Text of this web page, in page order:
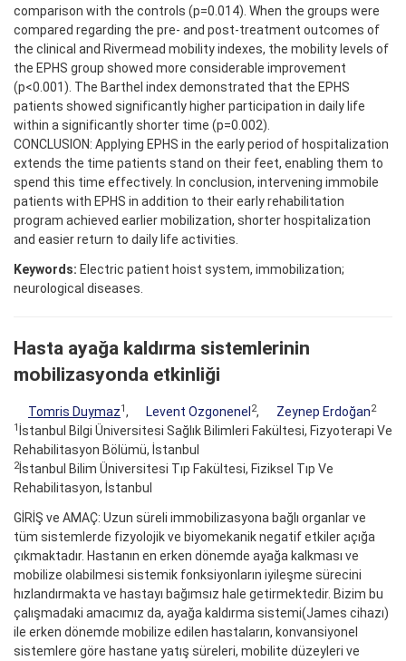
comparison with the controls (p=0.014). When the groups were
compared regarding the pre- and post-treatment outcomes of
the clinical and Rivermead mobility indexes, the mobility levels of
the EPHS group showed more considerable improvement
(p<0.001). The Barthel index demonstrated that the EPHS
patients showed significantly higher participation in daily life
within a significantly shorter time (p=0.002).
CONCLUSION: Applying EPHS in the early period of hospitalization
extends the time patients stand on their feet, enabling them to
spend this time effectively. In conclusion, intervening immobile
patients with EPHS in addition to their early rehabilitation
program achieved earlier mobilization, shorter hospitalization
and easier return to daily life activities.
Keywords: Electric patient hoist system, immobilization;
neurological diseases.
Hasta ayağa kaldırma sistemlerinin
mobilizasyonda etkinliği
Tomris Duymaz1, Levent Ozgonenel 2, Zeynep Erdoğan2
1 İstanbul Bilgi Üniversitesi Sağlık Bilimleri Fakültesi, Fizyoterapi Ve
Rehabilitasyon Bölümü, İstanbul
2İstanbul Bilim Üniversitesi Tıp Fakültesi, Fiziksel Tıp Ve
Rehabilitasyon, İstanbul
GİRİŞ ve AMAÇ: Uzun süreli immobilizasyona bağlı organlar ve
tüm sistemlerde fizyolojik ve biyomekanik negatif etkiler açığa
çıkmaktadır. Hastanın en erken dönemde ayağa kalkması ve
mobilize olabilmesi sistemik fonksiyonların iyileşme sürecini
hızlandırmakta ve hastayı bağımsız hale getirmektedir. Bizim bu
çalışmadaki amacımız da, ayağa kaldırma sistemi(James cihazı)
ile erken dönemde mobilize edilen hastaların, konvansiyonel
sistemlere göre hastane yatış süreleri, mobilite düzeyleri ve